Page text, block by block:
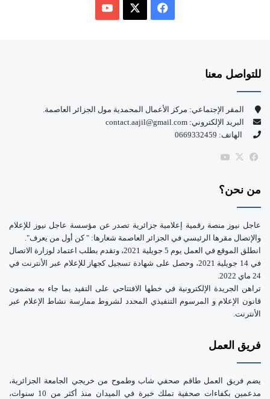
و
ك
للتواصل معنا
المقر الإجتماعي: مركز الأعمال المحمدية مول الجزائر العاصمة.
البريد الإلكتروني: contact.aajil@gmail.com
الهاتف: 0669332459
فيسبوك
‫X
من نحن؟
عاجل نيوز منصة رقمية إعلامية جزائرية تصدر عن مؤسسة عاجل نيوز للإعلام
والإتصال مقرها الرئيسي في الجزائر العاصمة شعارها: " كن أول من يعرف".
انطلق الموقع في العمل يوم 5 جويلية 2021، وتقدم بطلب اعتماد لوزارة الاتصال
في 14 جويلية 2021، وحصل على شهادة تسجيل كجهاز للإعلام عبر الأنترنت في
24 ماي 2022.
تراهن الجريدة الإلكترونية في خطها الافتتاحي على التقيد بما جاء به مضمون
قانون الإعلام و المرسوم التنفيذي المحدد لشروط ممارسة نشاط الإعلام عبر
الأنترنت.
فريق العمل
يضم فريق العمل طاقم صحفي شاب وطموح من خريجي الجامعة الجزائرية،
مدعمين بكفاءات صحفية تملك خبرة في الميدان منذ أكثر من 10 سنوات،